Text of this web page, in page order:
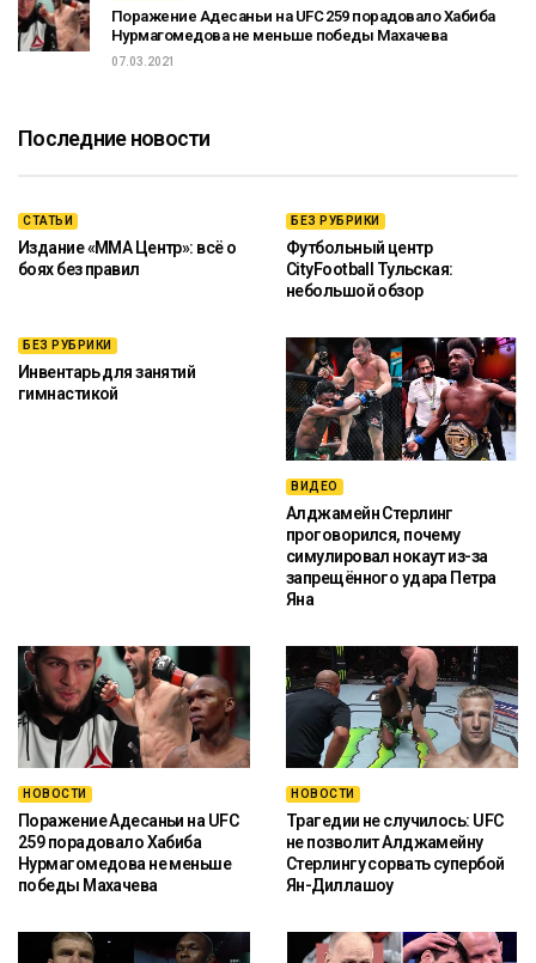
Поражение Адесаньи на UFC 259 порадовало Хабиба
Нурмагомедова не меньше победы Махачева
07.03.2021
Последние новости
СТАТЬИ
Издание «ММА Центр»: всё о
боях без правил
БЕЗ РУБРИКИ
Футбольный центр
CityFootball Тульская:
небольшой обзор
БЕЗ РУБРИКИ
Инвентарь для занятий
гимнастикой
ВИДЕО
Алджамейн Стерлинг
проговорился, почему
симулировал нокаут из-за
запрещённого удара Петра
Яна
НОВОСТИ
Поражение Адесаньи на UFC
259 порадовало Хабиба
Нурмагомедова не меньше
победы Махачева
НОВОСТИ
Трагедии не случилось: UFC
не позволит Алджамейну
Стерлингу сорвать супербой
Ян-Диллашоу